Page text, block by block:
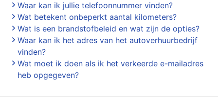
Waar kan ik jullie telefoonnummer vinden?
Wat betekent onbeperkt aantal kilometers?
Wat is een brandstofbeleid en wat zijn de opties?
Waar kan ik het adres van het autoverhuurbedrijf
vinden?
Wat moet ik doen als ik het verkeerde e-mailadres
heb opgegeven?